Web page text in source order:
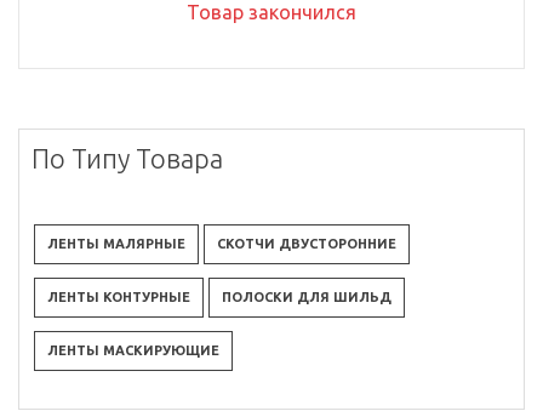
Товар закончился
По Типу Товара
ЛЕНТЫ МАЛЯРНЫЕ СКОТЧИ ДВУСТОРОННИЕ
ЛЕНТЫ КОНТУРНЫЕ ПОЛОСКИ ДЛЯ ШИЛЬД
ЛЕНТЫ МАСКИРУЮЩИЕ